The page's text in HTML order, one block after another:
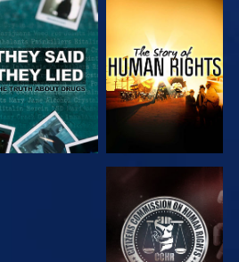
観る 観る
観る